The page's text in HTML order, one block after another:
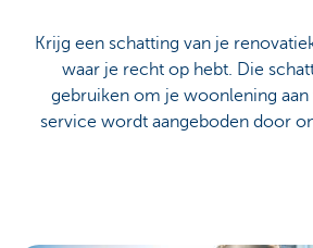
Krijg een schatting van je
waar je recht op hebt. Die
gebruiken om je woonlening aan
service wordt aangeboden door